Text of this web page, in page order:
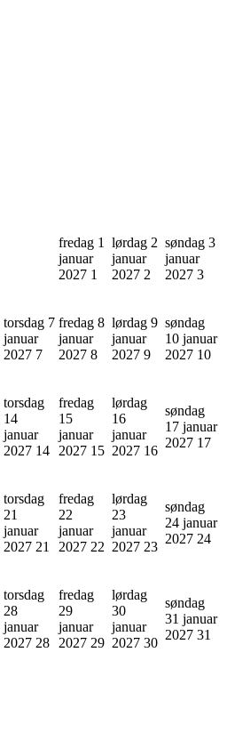
fredag 1
januar
2027 1
lørdag 2
januar
2027 2
søndag 3
januar
2027 3
torsdag 7
januar
2027 7
fredag 8
januar
2027 8
lørdag 9
januar
2027 9
søndag
10 januar
2027 10
torsdag
14
januar
2027 14
fredag
15
januar
2027 15
lørdag
16
januar
2027 16
søndag
17 januar
2027 17
torsdag
21
januar
2027 21
fredag
22
januar
2027 22
lørdag
23
januar
2027 23
søndag
24 januar
2027 24
torsdag
28
januar
2027 28
fredag
29
januar
2027 29
lørdag
30
januar
2027 30
søndag
31 januar
2027 31